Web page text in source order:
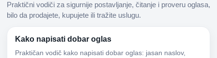
Praktični vodiči za sigurnije postavljanje, čitanje i proveru oglasa,
bilo da prodajete, kupujete ili tražite uslugu.
Kako napisati dobar oglas
Praktičan vodič kako napisati dobar oglas: jasan naslov,